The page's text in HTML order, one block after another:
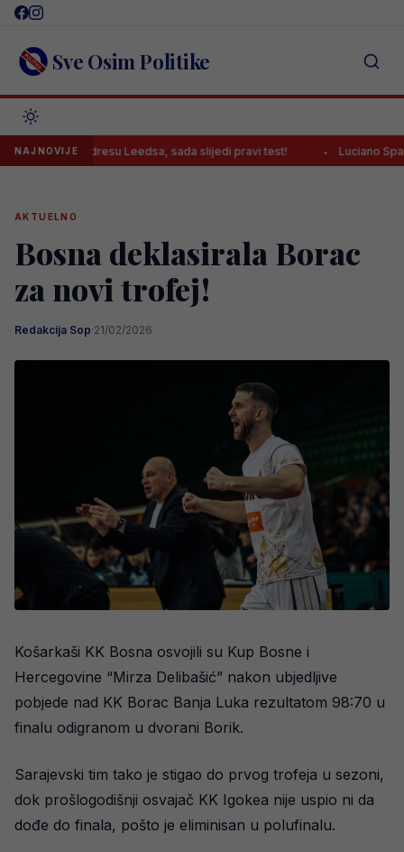
Skip
content Sve Osim Politike
NAJNOVIJE
u dresu Leedsa, sada slijedi pravi test! Luciano Spalletti
AKTUELNO
Bosna deklasirala Borac
za novi trofej!
Redakcija Sop·21/02/2026
Košarkaši KK Bosna osvojili su Kup Bosne i
Hercegovine “Mirza Delibašić” nakon ubjedljive
pobjede nad KK Borac Banja Luka rezultatom 98:70 u
finalu odigranom u dvorani Borik.
Sarajevski tim tako je stigao do prvog trofeja u sezoni,
dok prošlogodišnji osvajač KK Igokea nije uspio ni da
dođe do finala, pošto je eliminisan u polufinalu.